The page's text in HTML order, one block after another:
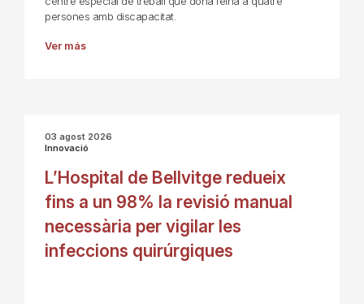
persones amb discapacitat.
Ver más
03 agost 2026
Innovació
L’Hospital de Bellvitge redueix
fins a un 98% la revisió manual
necessària per vigilar les
infeccions quirúrgiques